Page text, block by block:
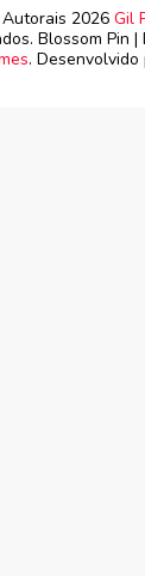
2026 Gil
Blossom Pin
. Desenvolvido